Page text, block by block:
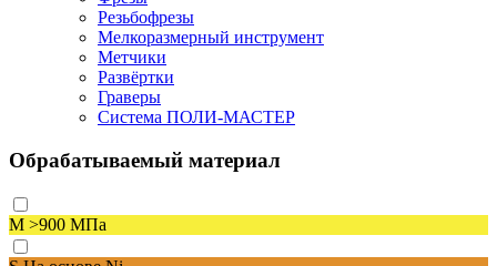
Резьбофрезы
Мелкоразмерный инструмент
Метчики
Развёртки
Граверы
Система ПОЛИ-МАСТЕР
Обрабатываемый материал
M >900 МПа